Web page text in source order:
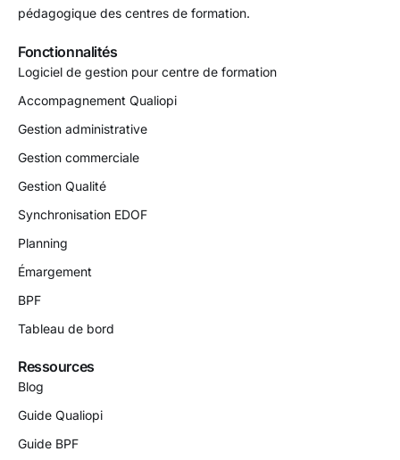
pédagogique des centres de formation.
Fonctionnalités
Logiciel de gestion pour centre de formation
Accompagnement Qualiopi
Gestion administrative
Gestion commerciale
Gestion Qualité
Synchronisation EDOF
Planning
Émargement
BPF
Tableau de bord
Ressources
Blog
Guide Qualiopi
Guide BPF